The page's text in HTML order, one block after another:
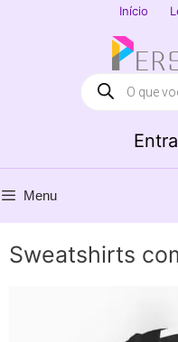
Início
Products
search
Menu
Sweatshirts